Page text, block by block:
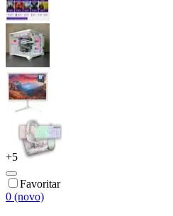
+5
Favoritar
0 (novo)